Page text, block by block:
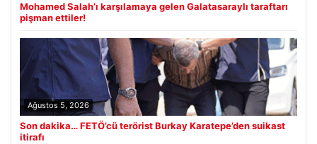
Mohamed Salah’ı karşılamaya gelen Galatasaraylı taraftarı
pişman ettiler!
Ağustos 5, 2026
Son dakika… FETÖ’cü terörist Burkay Karatepe’den suikast
itirafı